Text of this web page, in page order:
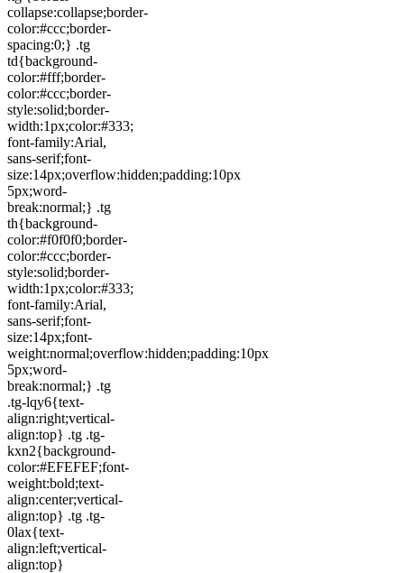
collapse:collapse;border-
color:#ccc;border-
spacing:0;} .tg
td{background-
color:#fff;border-
color:#ccc;border-
style:solid;border-
width:1px;color:#333;
font-family:Arial,
sans-serif;font-
size:14px;overflow:hidden;padding:10px
5px;word-
break:normal;} .tg
th{background-
color:#f0f0f0;border-
color:#ccc;border-
style:solid;border-
width:1px;color:#333;
font-family:Arial,
sans-serif;font-
size:14px;font-
weight:normal;overflow:hidden;padding:10px
5px;word-
break:normal;} .tg
.tg-lqy6{text-
align:right;vertical-
align:top} .tg .tg-
kxn2{background-
color:#EFEFEF;font-
weight:bold;text-
align:center;vertical-
align:top} .tg .tg-
0lax{text-
align:left;vertical-
align:top}